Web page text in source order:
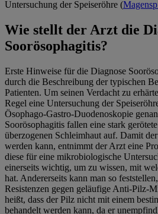
Untersuchung der Speiseröhre (
Wie stellt der Arzt die
Soorösophagitis?
Erste Hinweise für die Diagnose
durch die Beschreibung der typischen
Patienten. Um seinen Verdacht zu
Regel eine Untersuchung der
Ösophago-Gastro-Duodenoskopie
Soorösophagitis fallen eine stark
überzogenen Schleimhaut auf. Damit
werden kann, entnimmt der Arzt eine
diese für eine mikrobiologische
einerseits wichtig, um zu wissen, mit
hat. Andererseits kann man so
Resistenzen gegen geläufige Anti-Pilz-
heißt, dass der Pilz nicht mit einem
behandelt werden kann, da er